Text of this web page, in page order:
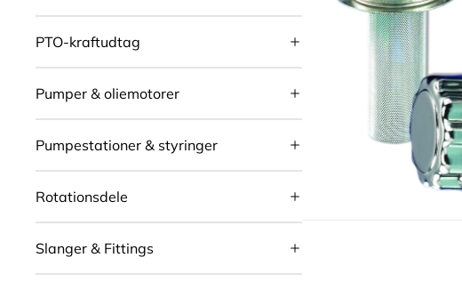
PTO-kraftudtag
Pumper & oliemotorer
Pumpestationer & styringer
Rotationsdele
Slanger & Fittings